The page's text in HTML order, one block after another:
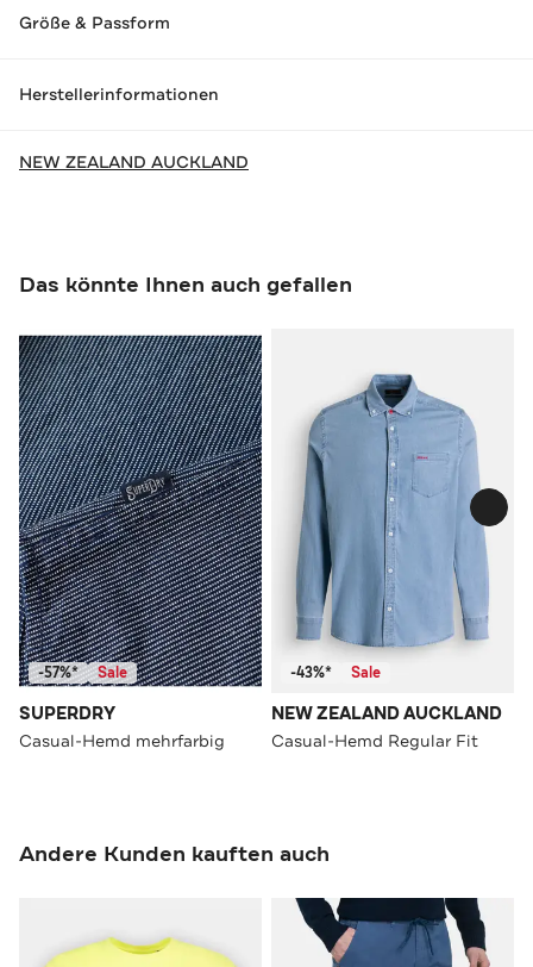
Größe & Passform
Herstellerinformationen
NEW ZEALAND AUCKLAND
Das könnte Ihnen auch gefallen
-57%* Sale
SUPERDRY
Casual-Hemd mehrfarbig
-43%* Sale
NEW ZEALAND AUCKLAND
Casual-Hemd Regular Fit
Andere Kunden kauften auch